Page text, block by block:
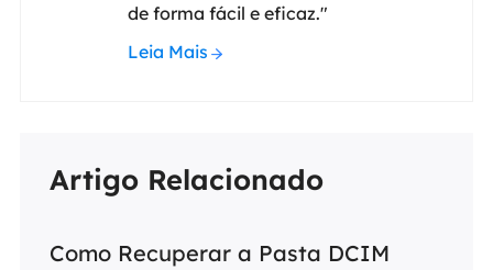
de forma fácil e eficaz."
Leia Mais
Artigo Relacionado
Como Recuperar a Pasta DCIM